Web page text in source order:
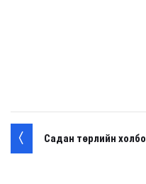
Садан төрлийн